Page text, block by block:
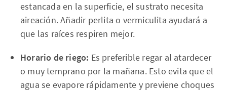
estancada en la superficie, el sustrato necesita
aireación. Añadir perlita o vermiculita ayudará a
que las raíces respiren mejor.
Horario de riego: Es preferible regar al atardecer
o muy temprano por la mañana. Esto evita que el
agua se evapore rápidamente y previene choques